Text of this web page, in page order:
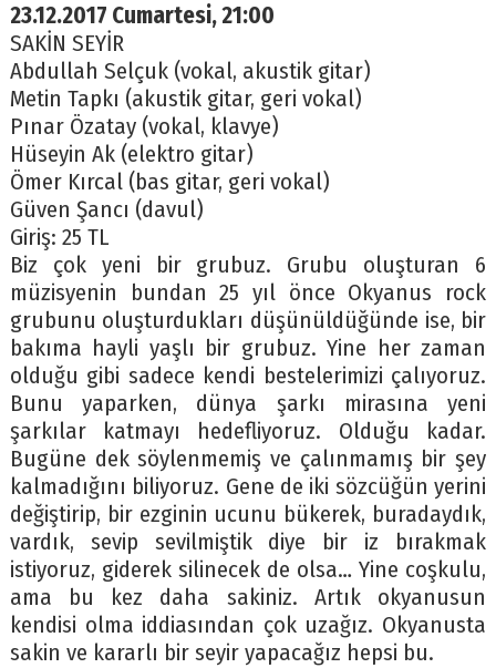
23.12.2017 Cumartesi, 21:00
SAKİN SEYİR
Abdullah Selçuk (vokal, akustik gitar)
Metin Tapkı (akustik gitar, geri vokal)
Pınar Özatay (vokal, klavye)
Hüseyin Ak (elektro gitar)
Ömer Kırcal (bas gitar, geri vokal)
Güven Şancı (davul)
Giriş: 25 TL
Biz çok yeni bir grubuz. Grubu oluşturan 6
müzisyenin bundan 25 yıl önce Okyanus rock
grubunu oluşturdukları düşünüldüğünde ise, bir
bakıma hayli yaşlı bir grubuz. Yine her zaman
olduğu gibi sadece kendi bestelerimizi çalıyoruz.
Bunu yaparken, dünya şarkı mirasına yeni
şarkılar katmayı hedefliyoruz. Olduğu kadar.
Bugüne dek söylenmemiş ve çalınmamış bir şey
kalmadığını biliyoruz. Gene de iki sözcüğün yerini
değiştirip, bir ezginin ucunu bükerek, buradaydık,
vardık, sevip sevilmiştik diye bir iz bırakmak
istiyoruz, giderek silinecek de olsa… Yine coşkulu,
ama bu kez daha sakiniz. Artık okyanusun
kendisi olma iddiasından çok uzağız. Okyanusta
sakin ve kararlı bir seyir yapacağız hepsi bu.